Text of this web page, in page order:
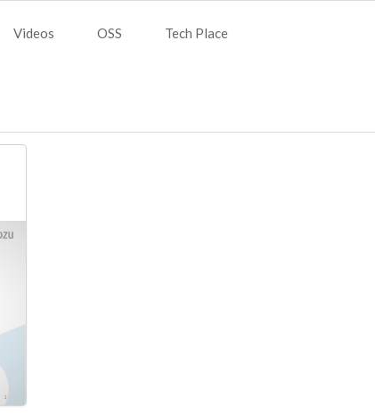
Videos OSS Tech Place